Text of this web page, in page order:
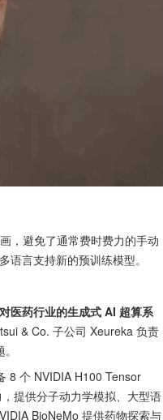
，避免了通常费时费力的手动
言支持新的预训练模型。
医药行业的生成式 AI 超算系
& Co. 子公司 Xeureka 负责
8 个 NVIDIA H100 Tensor
提供分子动力学模拟、大型语
BioNeMo 提供药物探索与